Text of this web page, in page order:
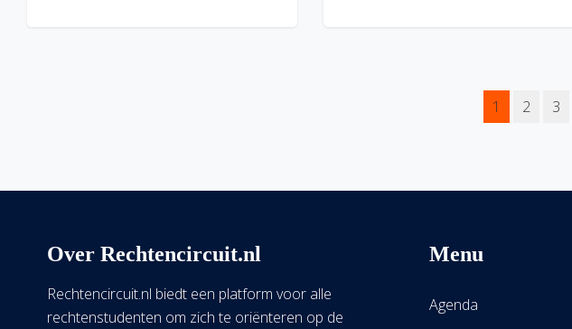
1 2 3
Over Rechtencircuit.nl
Rechtencircuit.nl biedt een platform voor alle
rechtenstudenten om zich te oriënteren op de
Menu
Agenda